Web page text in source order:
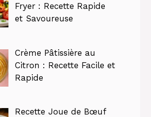
Fryer : Recette Rapide
et Savoureuse
Crème Pâtissière au
Citron : Recette Facile et
Rapide
Recette Joue de Bœuf